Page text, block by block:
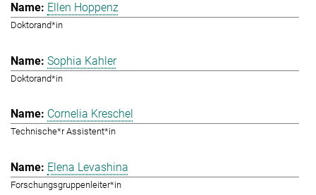
Ellen Hoppenz
Doktorand*in
Sophia Kahler
Doktorand*in
Cornelia Kreschel
Technische*r Assistent*in
Elena Levashina
Forschungsgruppenleiter*in